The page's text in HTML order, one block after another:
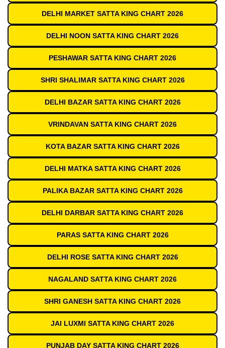
DELHI MARKET SATTA KING CHART 2026
DELHI NOON SATTA KING CHART 2026
PESHAWAR SATTA KING CHART 2026
SHRI SHALIMAR SATTA KING CHART 2026
DELHI BAZAR SATTA KING CHART 2026
VRINDAVAN SATTA KING CHART 2026
KOTA BAZAR SATTA KING CHART 2026
DELHI MATKA SATTA KING CHART 2026
PALIKA BAZAR SATTA KING CHART 2026
DELHI DARBAR SATTA KING CHART 2026
PARAS SATTA KING CHART 2026
DELHI ROSE SATTA KING CHART 2026
NAGALAND SATTA KING CHART 2026
SHRI GANESH SATTA KING CHART 2026
JAI LUXMI SATTA KING CHART 2026
PUNJAB DAY SATTA KING CHART 2026